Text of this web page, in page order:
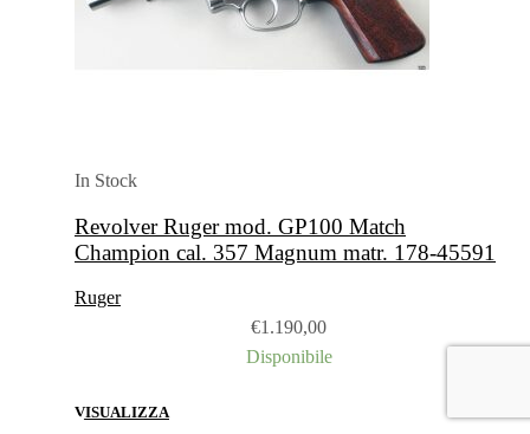
In Stock
Revolver Ruger mod. GP100 Match
Champion cal. 357 Magnum matr. 178-45591
Ruger
€1.190,00
Disponibile
VISUALIZZA